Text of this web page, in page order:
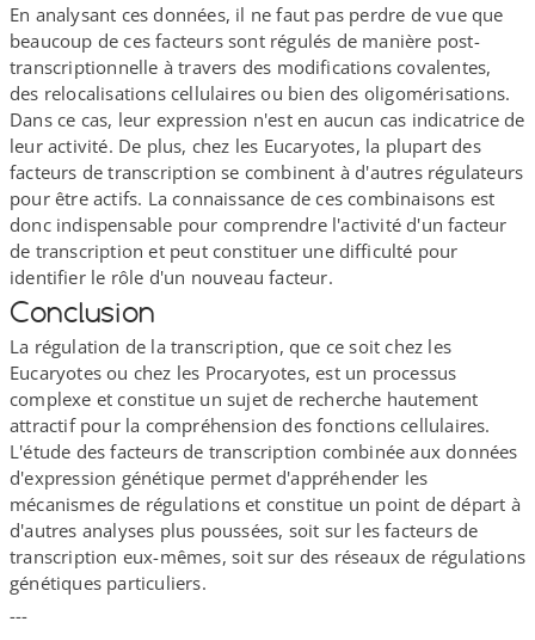
En analysant ces données, il ne faut pas perdre de vue que
beaucoup de ces facteurs sont régulés de manière post-​
transcriptionnelle à travers des modifications covalentes,
des relocalisations cellulaires ou bien des oligomérisations.
Dans ce cas, leur expression n'est en aucun cas indicatrice de
leur activité. De plus, chez les Eucaryotes, la plupart des
facteurs de transcription se combinent à d'autres régulateurs
pour être actifs. La connaissance de ces combinaisons est
donc indispensable pour comprendre l'activité d'un facteur
de transcription et peut constituer une difficulté pour
identifier le rôle d'un nouveau facteur.
Conclusion
La régulation de la transcription, que ce soit chez les
Eucaryotes ou chez les Procaryotes, est un processus
complexe et constitue un sujet de recherche hautement
attractif pour la compréhension des fonctions cellulaires.
L'étude des facteurs de transcription combinée aux données
d'expression génétique permet d'appréhender les
mécanismes de régulations et constitue un point de départ à
d'autres analyses plus poussées, soit sur les facteurs de
transcription eux-​mêmes, soit sur des réseaux de régulations
génétiques particuliers.
---